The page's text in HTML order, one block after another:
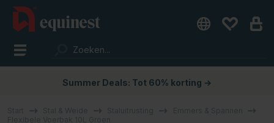
Summer Deals: Tot 60% korting →